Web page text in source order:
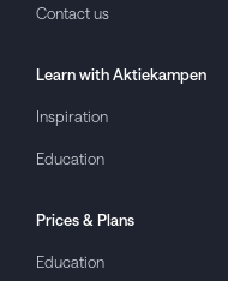
Contact us
Learn with Aktiekampen
Inspiration
Education
Prices & Plans
Education